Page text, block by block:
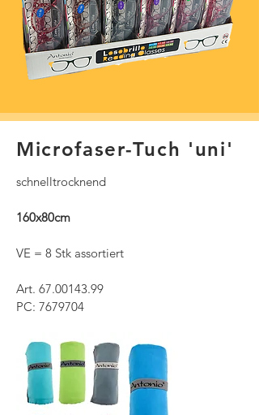
Microfaser-Tuch 'uni'
schnelltrocknend
160x80cm
VE = 8 Stk assortiert
Art. 67.00143.99
PC: 7679704